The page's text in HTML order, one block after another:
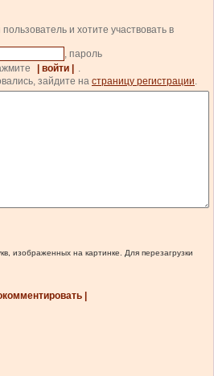
и хотите участвовать в
, пароль
| войти |
.
зайдите на страницу регистрации.
изображенных на картинке. Для перезагрузки
|